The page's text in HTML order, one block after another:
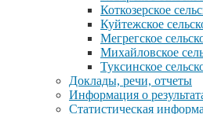
Коткозерское
Куйтежское
Мегрегское
Михайловское
Туксинское
Доклады, речи, отчеты
Информация о
Статистическая